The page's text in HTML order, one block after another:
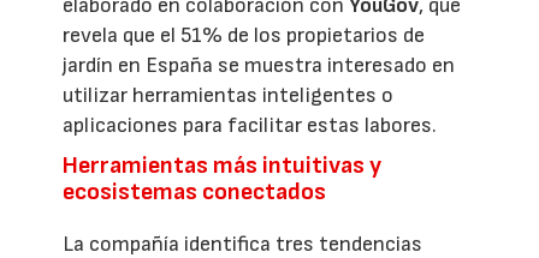
revela que el 51% de los propietarios de
jardín en España se muestra interesado en
utilizar herramientas inteligentes o
aplicaciones para facilitar estas labores.
Herramientas más intuitivas y
ecosistemas conectados
La compañía identifica tres tendencias